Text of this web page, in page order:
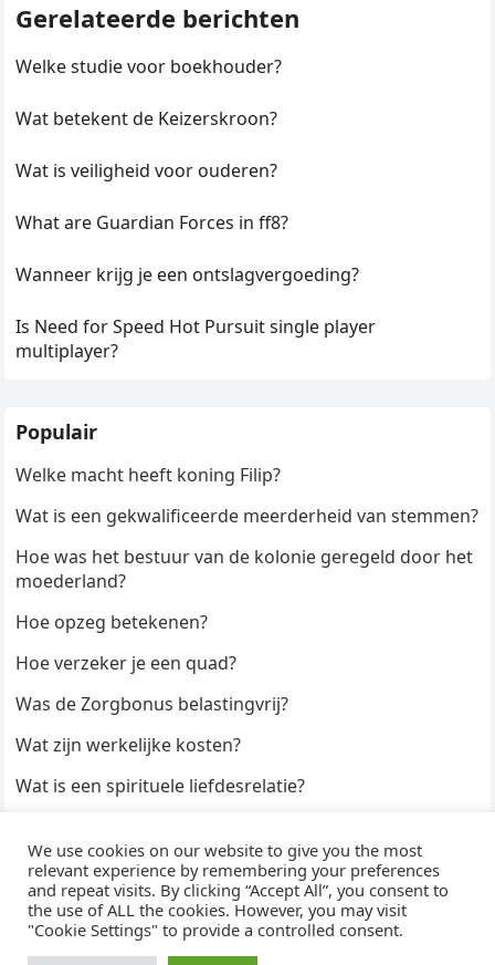
Gerelateerde berichten
Welke studie voor boekhouder?
Wat betekent de Keizerskroon?
Wat is veiligheid voor ouderen?
What are Guardian Forces in ff8?
Wanneer krijg je een ontslagvergoeding?
Is Need for Speed Hot Pursuit single player
multiplayer?
Populair
Welke macht heeft koning Filip?
Wat is een gekwalificeerde meerderheid van stemmen?
Hoe was het bestuur van de kolonie geregeld door het
moederland?
Hoe opzeg betekenen?
Hoe verzeker je een quad?
Was de Zorgbonus belastingvrij?
Wat zijn werkelijke kosten?
Wat is een spirituele liefdesrelatie?
Hoe duur zijn Keukendeurtjes?
© 2026WijzeAntwoorden- Thema doorWPEnjoy· Aangedreven door
We use cookies on our website to give you the most
relevant experience by remembering your preferences
and repeat visits. By clicking “Accept All”, you consent to
the use of ALL the cookies. However, you may visit
"Cookie Settings" to provide a controlled consent.